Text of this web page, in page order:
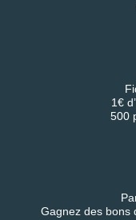
1€
500
Gagnez des bons